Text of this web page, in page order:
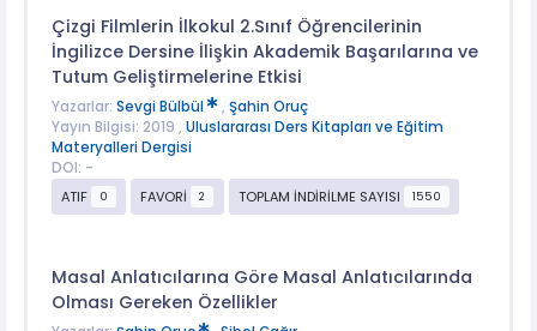
Çizgi Filmlerin İlkokul 2.Sınıf Öğrencilerinin
İngilizce Dersine İlişkin Akademik Başarılarına ve
Tutum Geliştirmelerine Etkisi
Yazarlar: Sevgi Bülbül , Şahin Oruç
Yayın Bilgisi: 2019 , Uluslararası Ders Kitapları ve Eğitim
Materyalleri Dergisi
DOI: -
ATIF
0 FAVORİ 2 TOPLAM İNDİRİLME SAYISI 1550
Masal Anlatıcılarına Göre Masal Anlatıcılarında
Olması Gereken Özellikler